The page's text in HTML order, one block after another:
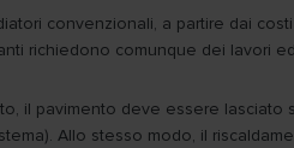
convenzionali, a partire dai
richiedono comunque dei lavori
il pavimento deve essere
Allo stesso modo, il